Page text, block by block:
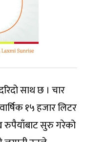
साथ छ । चार
१५ हजार लिटर
रुपैयाँबाट सुरु गरेको